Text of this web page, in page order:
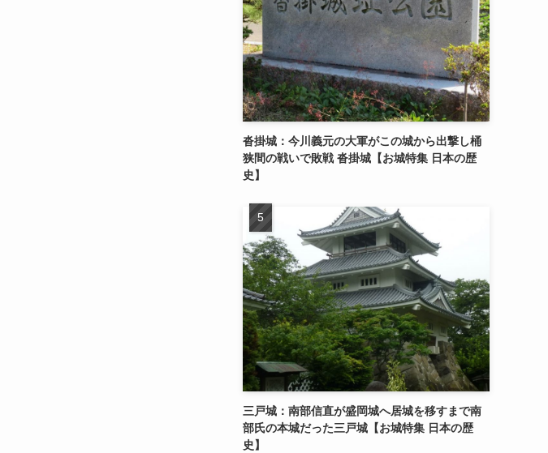
沓掛城：今川義元の大軍がこの城から出撃し桶
狭間の戦いで敗戦 沓掛城【お城特集 日本の歴
史】
三戸城：南部信直が盛岡城へ居城を移すまで南
部氏の本城だった三戸城【お城特集 日本の歴
史】